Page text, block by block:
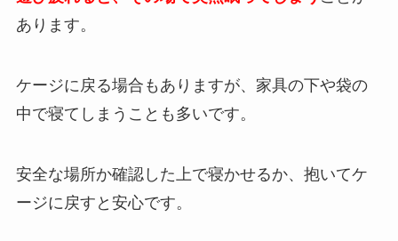
あります。
ケージに戻る場合もありますが、家具の下や袋の
中で寝てしまうことも多いです。
安全な場所か確認した上で寝かせるか、抱いてケ
ージに戻すと安心です。